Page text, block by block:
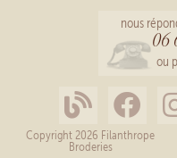
nous
06
ou
Copyright 2026 Filanthrope
Broderies